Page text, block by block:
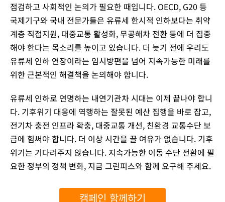
점검하고 사회적인 논의가 필요한 때입니다. OECD, G20 등
국제기구와 국내 전문가들은 유류세 한시적 인하보다는 취약
계층 직접지원, 대중교통 활성화, 무공해차 전환 등에 더 집중
해야 한다는 목소리를 높이고 있습니다. 더 늦기 전에 우리도
유류세 인하 연장이라는 임시방편을 넘어 지속가능한 미래를
위한 근본적인 해결책을 논의해야 합니다.
유류세 인하로 연명하는 내연기관차 시대는 이제 끝나야 합니
다. 기후위기 대응에 역행하는 잘못된 예산 집행을 바로 잡고,
전기차 충전 인프라 확충, 대중교통 개선, 친환경 교통수단 보
급에 힘써야 합니다. 더 이상 시간을 끌 여유가 없습니다. 기후
위기는 기다려주지 않습니다. 지속가능한 이동 수단 전환에 필
요한 정부의 정책 변화, 지금 그린피스와 함께 요구해 주세요.
캠페인 함께하기